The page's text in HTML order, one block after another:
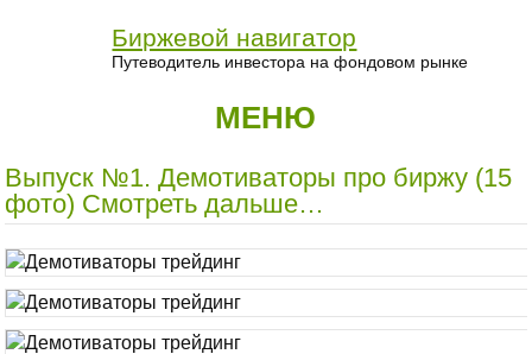
Биржевой навигатор
Путеводитель инвестора на фондовом рынке
МЕНЮ
Выпуск №1. Демотиваторы про биржу (15
фото) Смотреть дальше…